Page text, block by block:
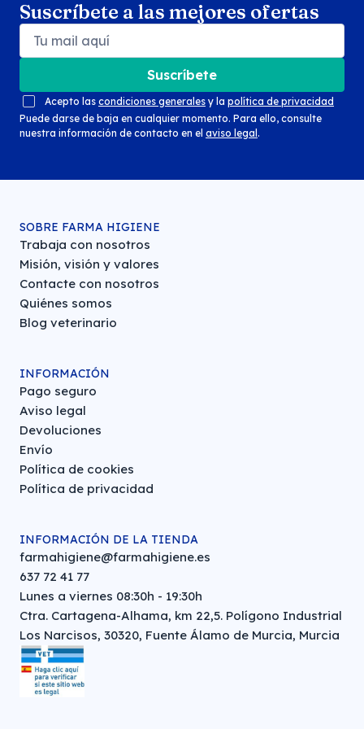
Suscríbete a las mejores ofertas
Suscríbete
Acepto las condiciones generales y la política de privacidad
Puede darse de baja en cualquier momento. Para ello, consulte
nuestra información de contacto en el aviso legal .
SOBRE FARMA HIGIENE
Trabaja con nosotros
Misión, visión y valores
Contacte con nosotros
Quiénes somos
Blog veterinario
INFORMACIÓN
Pago seguro
Aviso legal
Devoluciones
Envío
Política de cookies
Política de privacidad
INFORMACIÓN DE LA TIENDA
farmahigiene@farmahigiene.es
637 72 41 77
Lunes a viernes 08:30h - 19:30h
Ctra. Cartagena-Alhama, km 22,5. Polígono Industrial
Los Narcisos, 30320, Fuente Álamo de Murcia, Murcia